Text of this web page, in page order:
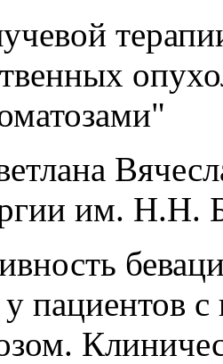
им. Н.Н.
пациентов